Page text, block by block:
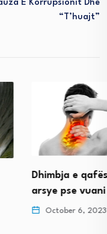
E Korrupsionit Dhe
“t’huajt”
e qafës/ Katër
pse vuani dhe…
6, 2023